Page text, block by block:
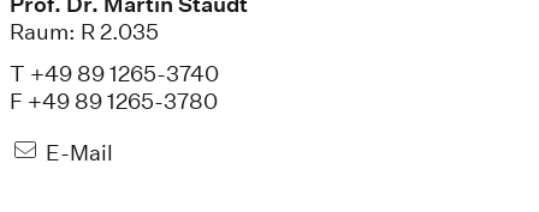
Raum: R 2.035
T +49 89 1265-3740
F +49 89 1265-3780
E-Mail